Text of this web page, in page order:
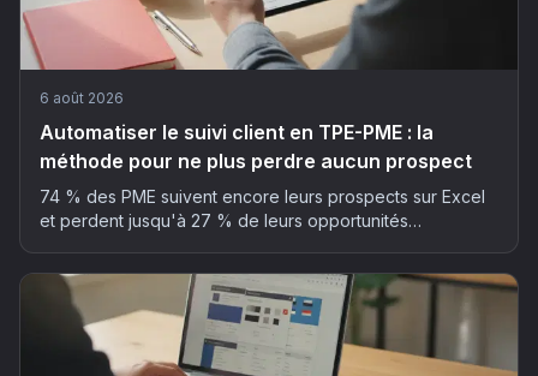
6 août 2026
Automatiser le suivi client en TPE-PME : la
méthode pour ne plus perdre aucun prospect
74 % des PME suivent encore leurs prospects sur Excel
et perdent jusqu'à 27 % de leurs opportunités
son suivi client sans y passer ses soirées.